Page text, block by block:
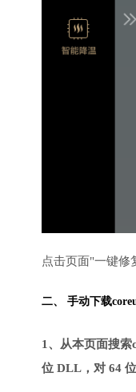
点击页面"一键修
二、 手动下载
1、从本页面搜
位 DLL，对 64